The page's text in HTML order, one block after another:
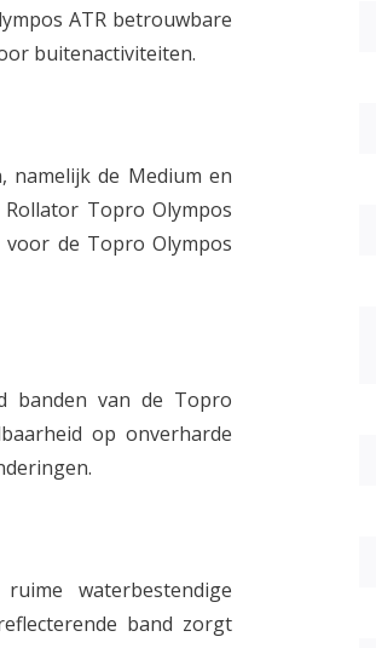
ATR betrouwbare
buitenactiviteiten.
namelijk de Medium en
Topro Olympos
voor de Topro Olympos
banden van de Topro
op onverharde
waterbestendige
band zorgt